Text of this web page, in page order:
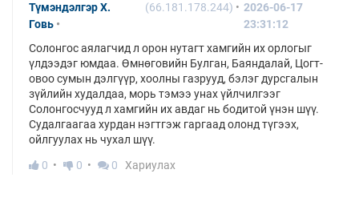
Түмэндэлгэр Х.
Говь
(66.181.178.244)
2026-06-17
23:31:12
Солонгос аялагчид л орон нутагт хамгийн их орлогыг
үлдээдэг юмдаа. Өмнөговийн Булган, Баяндалай, Цогт-
овоо сумын дэлгүүр, хоолны газрууд, бэлэг дурсгалын
зүйлийн худалдаа, морь тэмээ унах үйлчилгээг
Солонгосчууд л хамгийн их авдаг нь бодитой үнэн шүү.
Судалгаагаа хурдан нэгтгэж гаргаад олонд түгээх,
ойлгуулах нь чухал шүү.
0
0 0 Хариулах